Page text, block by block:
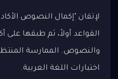
لإتقان "إكمال النصوص
القواعد أولاً، ثم طبقها على
والنصوص. الممارسة
اختبارات اللغة العربية.